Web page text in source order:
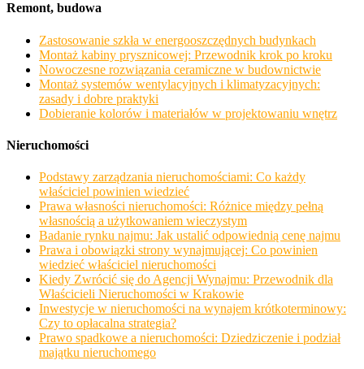
Remont, budowa
Zastosowanie szkła w energooszczędnych budynkach
Montaż kabiny prysznicowej: Przewodnik krok po kroku
Nowoczesne rozwiązania ceramiczne w budownictwie
Montaż systemów wentylacyjnych i klimatyzacyjnych:
zasady i dobre praktyki
Dobieranie kolorów i materiałów w projektowaniu wnętrz
Nieruchomości
Podstawy zarządzania nieruchomościami: Co każdy
właściciel powinien wiedzieć
Prawa własności nieruchomości: Różnice między pełną
własnością a użytkowaniem wieczystym
Badanie rynku najmu: Jak ustalić odpowiednią cenę najmu
Prawa i obowiązki strony wynajmującej: Co powinien
wiedzieć właściciel nieruchomości
Kiedy Zwrócić się do Agencji Wynajmu: Przewodnik dla
Właścicieli Nieruchomości w Krakowie
Inwestycje w nieruchomości na wynajem krótkoterminowy:
Czy to opłacalna strategia?
Prawo spadkowe a nieruchomości: Dziedziczenie i podział
majątku nieruchomego